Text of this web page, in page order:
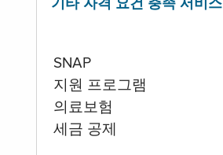
기타 자격 요건 충족 서비스
SNAP
지원 프로그램
의료보험
세금 공제